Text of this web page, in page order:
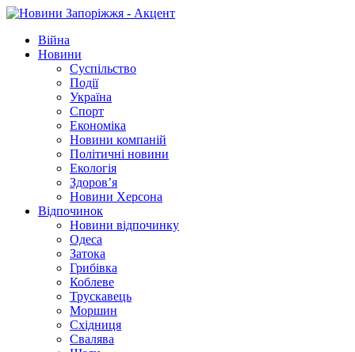
Війна
Новини
Суспільство
Події
Україна
Спорт
Економіка
Новини компаній
Політичні новини
Екологія
Здоров’я
Новини Херсона
Відпочинок
Новини відпочинку
Одеса
Затока
Грибівка
Коблеве
Трускавець
Моршин
Східниця
Свалява